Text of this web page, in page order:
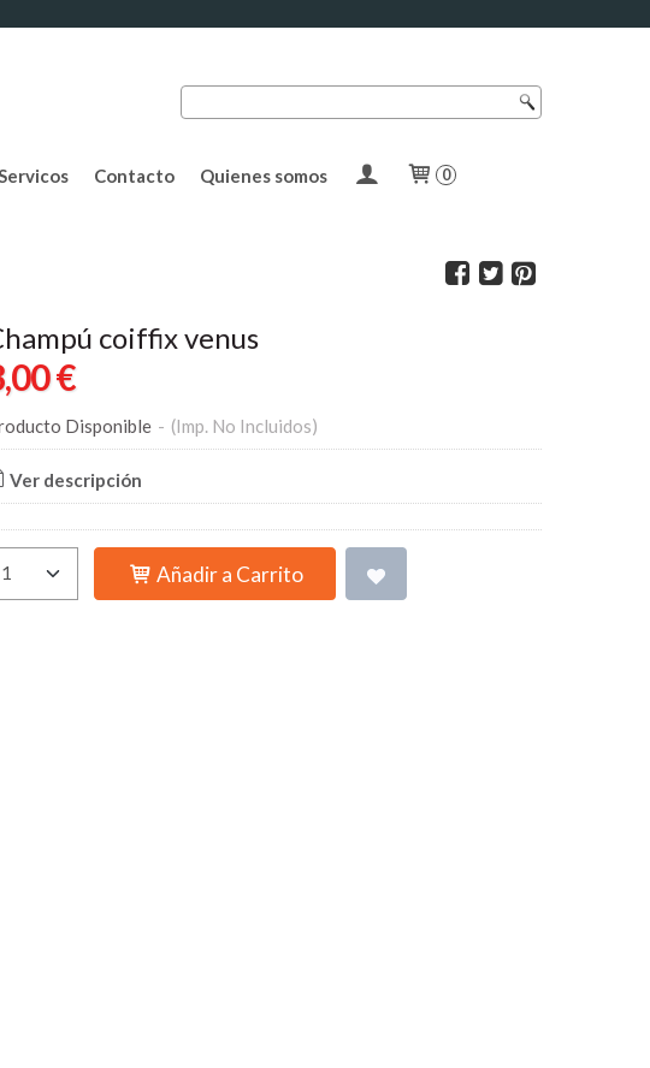
Contacto Quienes somos 0
coiffix venus
€
Disponible - (Imp. No Incluidos)
Ver descripción
Añadir a Carrito